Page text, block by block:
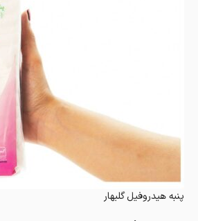
پنبه هیدروفیل گلبهار